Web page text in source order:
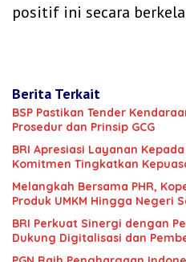
positif ini secara
Berita Terkait
BSP Pastikan Tender
Prosedur dan Prinsip GCG
BRI Apresiasi Layanan
Komitmen Tingkatkan
Melangkah Bersama PHR,
Produk UMKM Hingga Negeri
BRI Perkuat Sinergi dengan
Dukung Digitalisasi dan